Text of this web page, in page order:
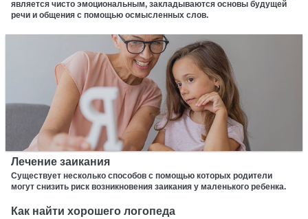
является чисто эмоциональным, закладываются основы будущей
речи и общения с помощью осмысленных слов.
Лечение заикания
Существует несколько способов с помощью которых родители
могут снизить риск возникновения заикания у маленького ребенка.
Как найти хорошего логопеда